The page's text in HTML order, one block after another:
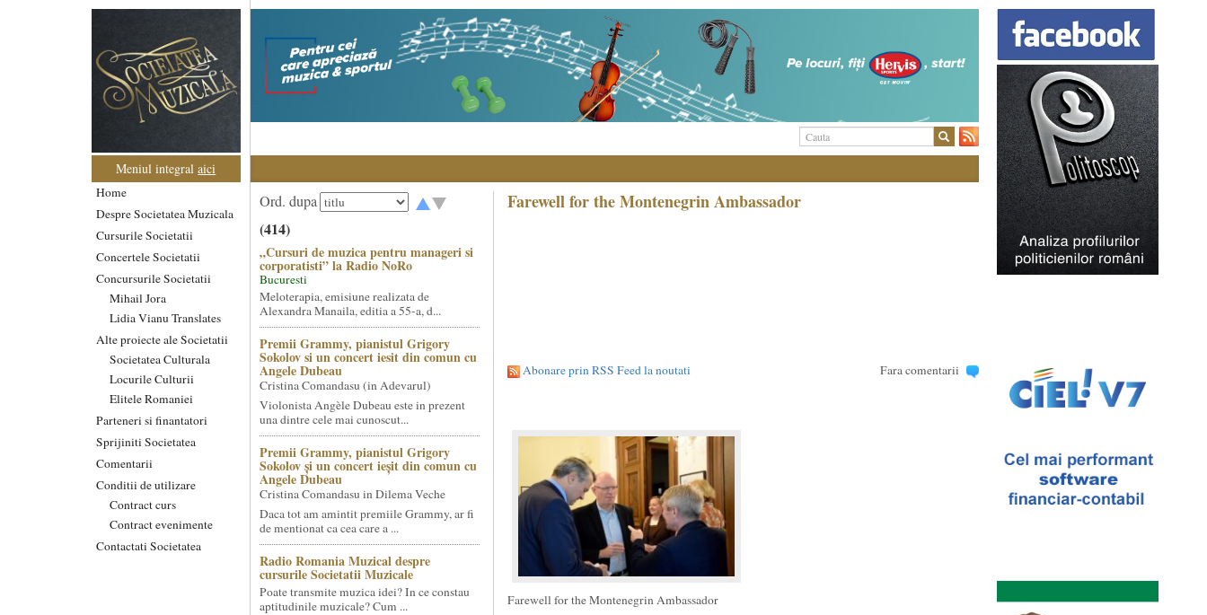
Meniul integralaici
Home
Despre Societatea Muzicala
Cursurile Societatii
Concertele Societatii
Concursurile Societatii
Mihail Jora
Lidia Vianu Translates
Alte proiecte ale Societatii
Societatea Culturala
Locurile Culturii
Elitele Romaniei
Parteneri si finantatori
Sprijiniti Societatea
Comentarii
Conditii de utilizare
Contract curs
Contract evenimente
Contactati Societatea
Ord. dupa
(414)
„Cursuri de muzica pentru manageri si
corporatisti” la Radio NoRo
Bucuresti
Meloterapia, emisiune realizata de
Alexandra Manaila, editia a 55-a, d...
Premii Grammy, pianistul Grigory
Sokolov si un concert iesit din comun cu
Angele Dubeau
Cristina Comandasu (in Adevarul)
Violonista Angèle Dubeau este in prezent
una dintre cele mai cunoscut...
Premii Grammy, pianistul Grigory
Sokolov și un concert ieșit din comun cu
Angele Dubeau
Cristina Comandasu in Dilema Veche
Daca tot am amintit premiile Grammy, ar fi
de mentionat ca cea care a ...
Radio Romania Muzical despre
cursurile Societatii Muzicale
Poate transmite muzica idei? In ce constau
aptitudinile muzicale? Cum ...
Farewell for the Montenegrin Ambassador
Abonare prin RSS Feed la noutati Fara comentarii
Farewell for the Montenegrin Ambassador